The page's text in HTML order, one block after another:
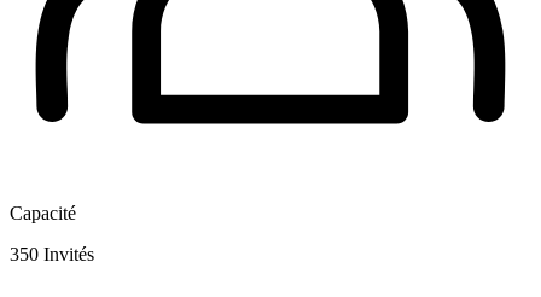
Capacité
350 Invités